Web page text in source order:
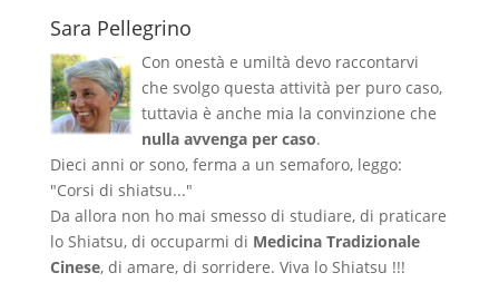
Sara Pellegrino
Con onestà e umiltà devo raccontarvi
che svolgo questa attività per puro caso,
tuttavia è anche mia la convinzione che
nulla avvenga per caso.
Dieci anni or sono, ferma a un semaforo, leggo:
"Corsi di shiatsu..."
Da allora non ho mai smesso di studiare, di praticare
lo Shiatsu, di occuparmi di Medicina Tradizionale
Cinese, di amare, di sorridere. Viva lo Shiatsu !!!